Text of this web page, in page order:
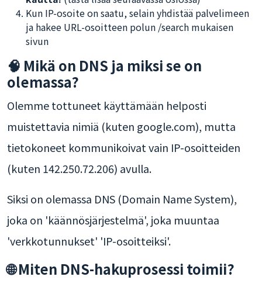
Kun IP-osoite on saatu, selain yhdistää palvelimeen
ja hakee URL-osoitteen polun /search mukaisen
sivun
🧠 Mikä on DNS ja miksi se on
olemassa?
Olemme tottuneet käyttämään helposti
muistettavia nimiä (kuten google.com), mutta
tietokoneet kommunikoivat vain IP-osoitteiden
(kuten 142.250.72.206) avulla.
Siksi on olemassa DNS (Domain Name System),
joka on 'käännösjärjestelmä', joka muuntaa
'verkkotunnukset' 'IP-osoitteiksi'.
🌐 Miten DNS-hakuprosessi toimii?